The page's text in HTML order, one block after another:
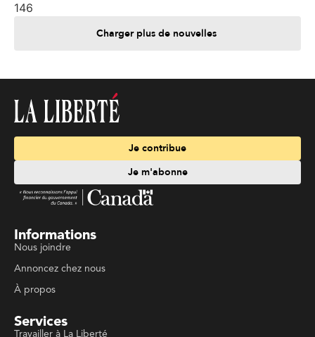
146
Charger plus de nouvelles
Je contribue
Je m'abonne
Informations
Nous joindre
Annoncez chez nous
À propos
Services
Travailler à La Liberté